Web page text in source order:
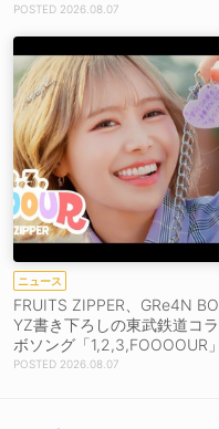
2026.08.07
ニュース
FRUITS ZIPPER、GRe4N BO
YZ書き下ろしの東武鉄道コラ
ボソング「1,2,3,FOOOOUR」
をリリース＆MV公開！
2026.08.07